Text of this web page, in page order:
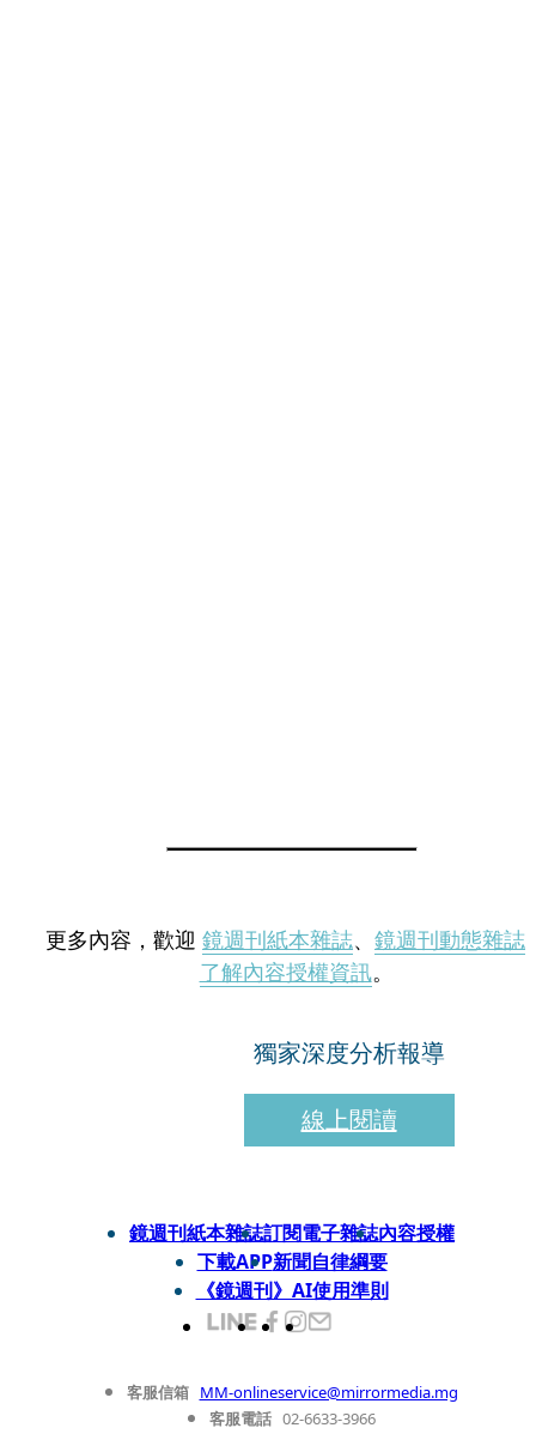
更多內容，歡迎 鏡週刊紙本雜誌、 鏡週刊動態雜誌
了解內容授權資訊。
獨家深度分析報導
線上閱讀
鏡週刊紙本雜誌訂閱電子雜誌內容授權
下載APP新聞自律綱要
《鏡週刊》AI使用準則
客服信箱 MM-onlineservice@mirrormedia.mg
客服電話 02-6633-3966